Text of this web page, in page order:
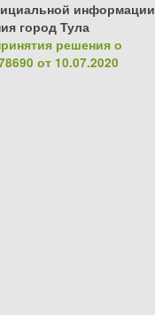
информации
город Тула
решения о
от 10.07.2020